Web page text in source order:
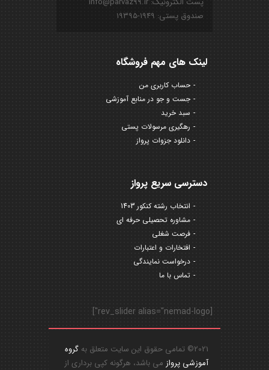
صندوق پستی: ۱۹۴۹-۱۹۳۹۵
لینک های مهم فروشگاه
حساب کاربری من
جست و جو در منابع آموزشی
سبد خرید
رهگیری مرسولات پستی
دانلود جزوات پرواز
دسترسی سریع پرواز
انتخاب رشته کنکور 1403
مشاوره تحصیلی حرفه ای
فرصت شغلی
افتخارات و اعتبارات
درخواست نمایندگی
تماس با ما
[rev_slider alias="nemad-logo"]
2021© تمامی حقوق این سایت متعلق به
گروه
آموزشی پرواز می باشد، هرگونه کپی برداری از